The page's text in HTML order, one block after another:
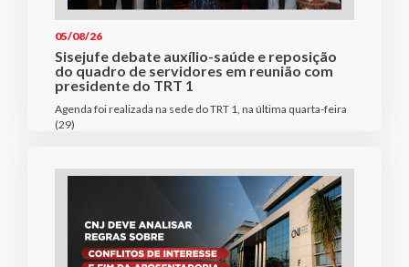
05/08/26
Sisejufe debate auxílio-saúde e reposição
do quadro de servidores em reunião com
presidente do TRT 1
Agenda foi realizada na sede do TRT 1, na última quarta-feira
(29)